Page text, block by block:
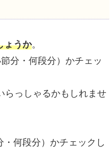
ょうか。
分・何段分）かチェッ
らっしゃるかもしれませ
何段分）かチェックし